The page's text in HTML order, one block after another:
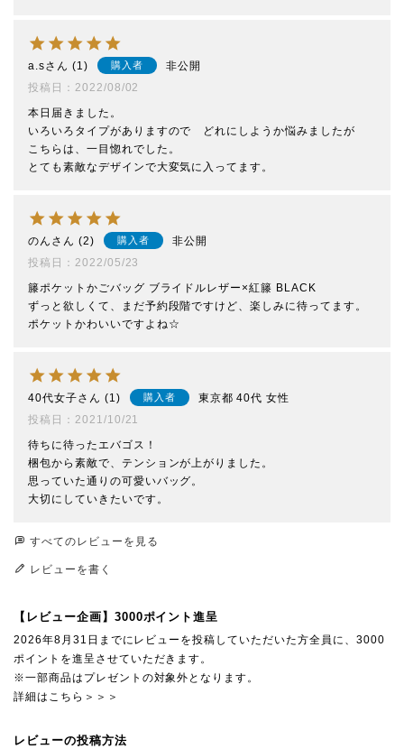
a.s 1 購入者
非公開
投稿日
2022/08/02
本日届きました。
いろいろタイプがありますので　どれにしようか悩みましたが
こちらは、一目惚れでした。
とても素敵なデザインで大変気に入ってます。
のん 2 購入者
非公開
投稿日
2022/05/23
籐ポケットかごバッグ ブライドルレザー×紅籐 BLACK
ずっと欲しくて、まだ予約段階ですけど、楽しみに待ってます。
ポケットかわいいですよね☆
40代女子 1 購入者 東京都 40代 女性
投稿日
2021/10/21
待ちに待ったエバゴス！
梱包から素敵で、テンションが上がりました。
思っていた通りの可愛いバッグ。
大切にしていきたいです。
すべてのレビューを見る
レビューを書く
【レビュー企画】3000ポイント進呈
2026年8月31日までにレビューを投稿していただいた方全員に、3000
ポイントを進呈させていただきます。
※一部商品はプレゼントの対象外となります。
詳細はこちら＞＞＞
レビューの投稿方法